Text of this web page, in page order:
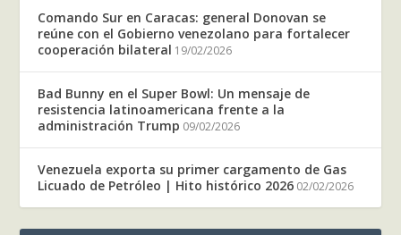
Comando Sur en Caracas: general Donovan se
reúne con el Gobierno venezolano para fortalecer
cooperación bilateral 19/02/2026
Bad Bunny en el Super Bowl: Un mensaje de
resistencia latinoamericana frente a la
administración Trump 09/02/2026
Venezuela exporta su primer cargamento de Gas
Licuado de Petróleo | Hito histórico 2026 02/02/2026